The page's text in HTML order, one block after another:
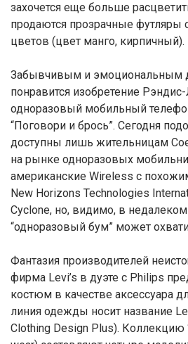
захочется еще больше
продаются прозрачные
цветов (цвет манго, кирпичный).
Забывчивым и эмоциональным
понравится изобретение
одноразовый мобильный
“Поговори и брось”. Сегодня
доступны лишь жительницам
на рынке одноразовых
американские Wireless с
New Horizons Technologies
Cyclone, но, видимо, в
“одноразовый бум” может
Фантазия производителей
фирма Levi’s в дуэте с Philips
костюм в качестве аксессуара
линия одежды носит название
Clothing Design Plus).